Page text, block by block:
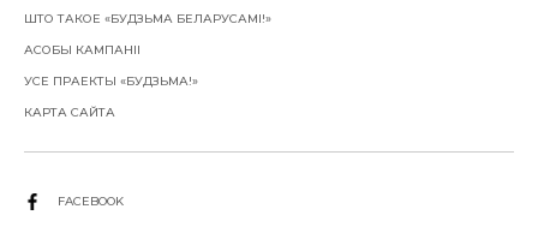
ШТО ТАКОЕ «БУДЗЬМА БЕЛАРУСАМІ!»
АСОБЫ КАМПАНІІ
УСЕ ПРАЕКТЫ «БУДЗЬМА!»
КАРТА САЙТА
FACEBOOK